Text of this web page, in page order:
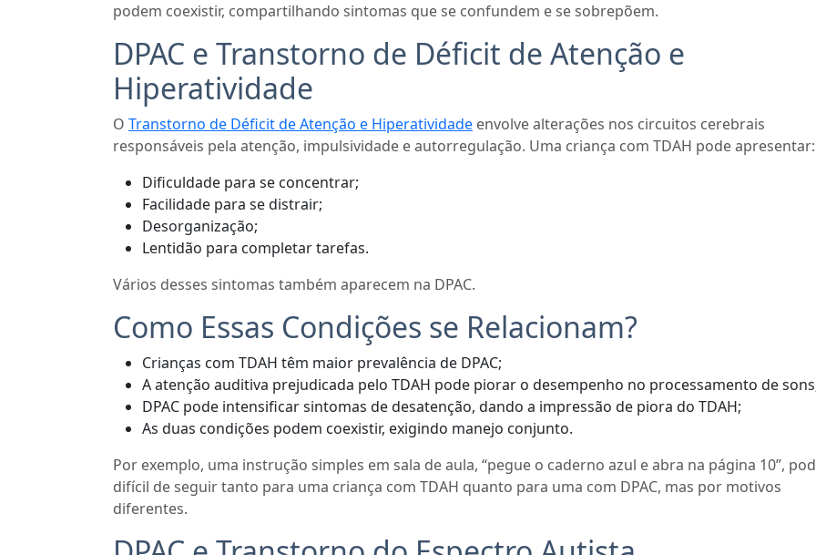
podem coexistir, compartilhando sintomas que se confundem e se sobrepõem.
DPAC e Transtorno de Déficit de Atenção e
Hiperatividade
O Transtorno de Déficit de Atenção e Hiperatividade envolve alterações nos circuitos cerebrais
responsáveis pela atenção, impulsividade e autorregulação. Uma criança com TDAH pode apresentar:
Dificuldade para se concentrar;
Facilidade para se distrair;
Desorganização;
Lentidão para completar tarefas.
Vários desses sintomas também aparecem na DPAC.
Como Essas Condições se Relacionam?
Crianças com TDAH têm maior prevalência de DPAC;
A atenção auditiva prejudicada pelo TDAH pode piorar o desempenho no processamento de
DPAC pode intensificar sintomas de desatenção, dando a impressão de piora do TDAH;
As duas condições podem coexistir, exigindo manejo conjunto.
Por exemplo, uma instrução simples em sala de aula, “pegue o caderno azul e abra na página 10”,
difícil de seguir tanto para uma criança com TDAH quanto para uma com DPAC, mas por motivos
diferentes.